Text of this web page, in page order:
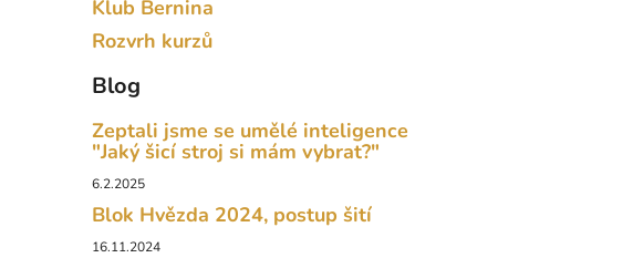
Klub Bernina
Rozvrh kurzů
Blog
Zeptali jsme se umělé inteligence
"Jaký šicí stroj si mám vybrat?"
6.2.2025
Blok Hvězda 2024, postup šití
16.11.2024